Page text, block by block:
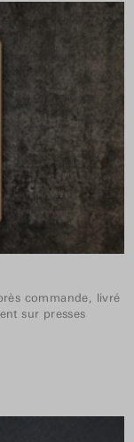
commande, livré
sur presses